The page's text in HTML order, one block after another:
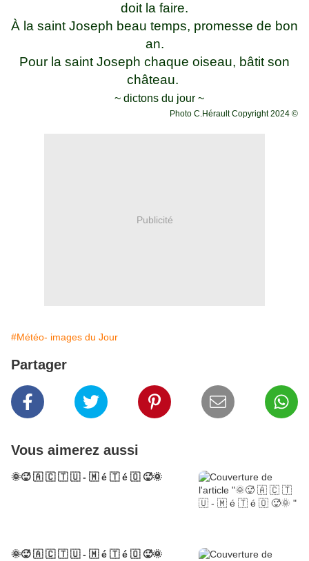
doit la faire.
À la saint Joseph beau temps, promesse de bon
an.
Pour la saint Joseph chaque oiseau, bâtit son
château.
~ dictons du jour ~
Photo C.HéraultCopyright 2024 ©
Publicité
#Météo- images du Jour
Partager
Vous aimerez aussi
🌞🥵 🇦 🇨 🇹 🇺 - 🇲 é 🇹 é 🇴 🥵🌞
🌞🥵 🇦 🇨 🇹 🇺 - 🇲 é 🇹 é 🇴 🥵🌞